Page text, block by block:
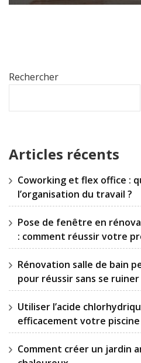
Rechercher
Articles récents
Coworking et flex office :
l’organisation du travail ?
Pose de fenêtre en
: comment réussir votre
Rénovation salle de bain
pour réussir sans se ruiner
Utiliser l’acide
efficacement votre piscine
Comment créer un jardin